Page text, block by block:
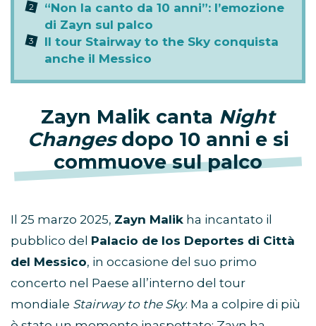
“Non la canto da 10 anni”: l’emozione
di Zayn sul palco
Il tour Stairway to the Sky conquista
anche il Messico
Zayn Malik canta Night
Changesdopo 10 anni e si
commuove sul palco
Il 25 marzo 2025, Zayn Malik ha incantato il
pubblico del Palacio de los Deportes di Città
del Messico, in occasione del suo primo
concerto nel Paese all’interno del tour
mondiale Stairway to the Sky. Ma a colpire di più